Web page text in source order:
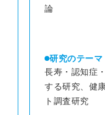
論
研究のテーマ
長寿・認知症
する研究、健
ト調査研究